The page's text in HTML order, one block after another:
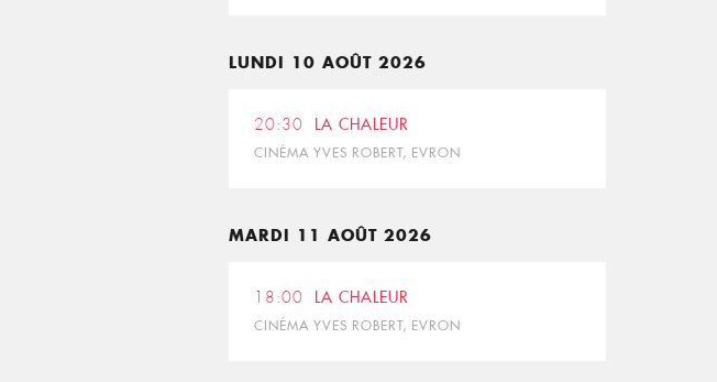
LUNDI 10 AOÛT 2026
20:30 LA CHALEUR
CINÉMA YVES ROBERT, EVRON
MARDI 11 AOÛT 2026
18:00 LA CHALEUR
CINÉMA YVES ROBERT, EVRON